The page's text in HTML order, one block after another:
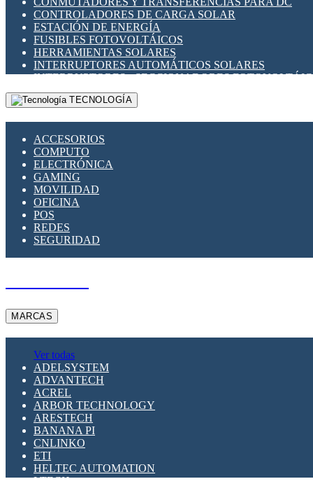
CONTROLADORES DE CARGA SOLAR
ESTACIÓN DE ENERGÍA
FUSIBLES FOTOVOLTÁICOS
HERRAMIENTAS SOLARES
INTERRUPTORES AUTOMÁTICOS SOLARES
INTERRUPTORES - SECCIONADORES
MONTAJE PANEL SOLAR
PORTA FUSIBLES Y SECCIONADORES
TECNOLOGÍA
ACCESORIOS
COMPUTO
ELECTRÓNICA
GAMING
MOVILIDAD
OFICINA
POS
REDES
SEGURIDAD
MARCAS
Ver todas
ADELSYSTEM
ADVANTECH
ACREL
ARBOR TECHNOLOGY
ARESTECH
BANANA PI
CNLINKO
ETI
HELTEC AUTOMATION
LTECH